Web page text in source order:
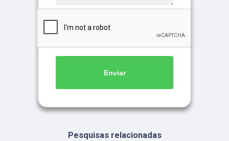
Enviar
Pesquisas relacionadas